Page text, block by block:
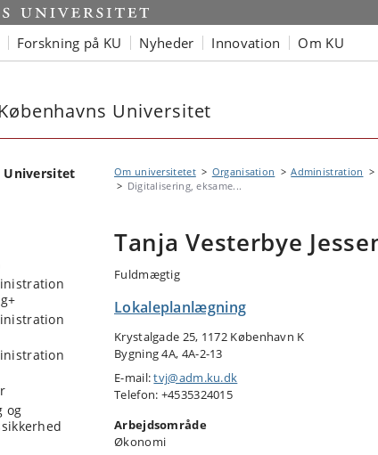
Forskning på KU Nyheder Innovation Om KU
Universitet
Universitet
og
Om universitetet Organisation Administration
Digitalisering, eksame...
Tanja Vesterbye
Fuldmægtig
Lokaleplanlægning
Krystalgade 25, 1172 København K
Bygning 4A, 4A-2-13
E-mail:tvj@adm.ku.dk
Telefon: +4535324015
Arbejdsområde
Økonomi